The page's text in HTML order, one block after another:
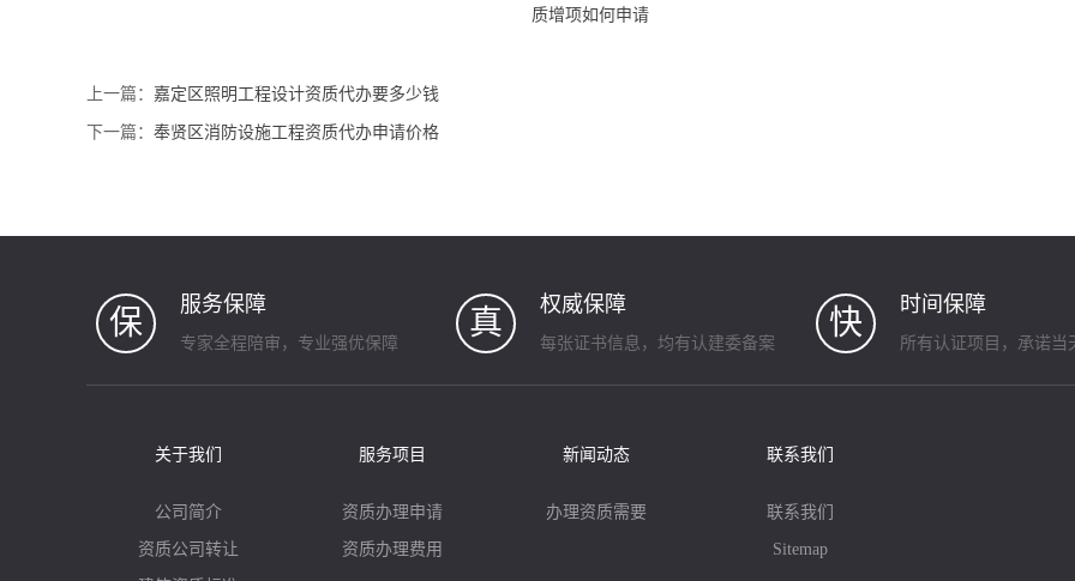
质增项如何申请
上一篇： 嘉定区照明工程设计资质代办要多少钱
下一篇： 奉贤区消防设施工程资质代办申请价格
保 服务保障
专家全程陪审，专业强优保障
真 权威保障
每张证书信息，均有认建委备案
快 时间保障
所有认证项目，承诺当
关于我们
公司简介
资质公司转让
服务项目
资质办理申请
资质办理费用
新闻动态
办理资质需要
联系我们
联系我们
Sitemap